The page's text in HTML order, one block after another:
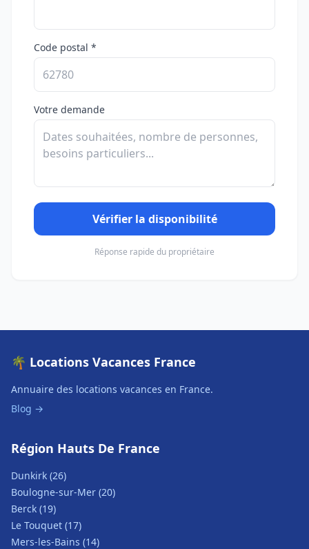
Code postal *
Votre demande
Vérifier la disponibilité
Réponse rapide du propriétaire
🌴 Locations Vacances France
Annuaire des locations vacances en France.
Blog →
Région Hauts De France
Dunkirk (26)
Boulogne-sur-Mer (20)
Berck (19)
Le Touquet (17)
Mers-les-Bains (14)